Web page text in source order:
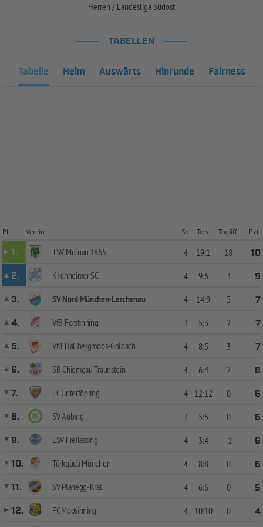
Herren / Landesliga Südost
TABELLEN
Tabelle Heim Auswärts Hinrunde Fairness
Pl. Verein Sp. Torv. Tordiff. Pkt.
1. TSV Murnau 1865 4 19:1 18
10
2.
Kirchheimer SC 4 9:6 3
9
3.
SV Nord München-Lerchenau 4 14:9 5
7
4.
VfB Forstinning 3 5:3 2
7
5.
VfB Hallbergmoos-Goldach 4 8:5 3
7
6.
SB Chiemgau Traunstein 4 6:4 2
6
7.
FC Unterföhring 4 12:12 0
6
8.
SV Aubing 3 5:5 0
6
9.
ESV Freilassing 4 3:4 -1
6
10.
Türkgücü München 4 8:8 0
6
11.
SV Planegg-Krai. 4 6:6 0
5
12.
FC Moosinning 4 10:10 0
4